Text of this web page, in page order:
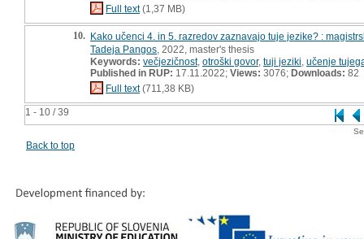
1 - 10 / 39
Full text(1,37 MB)
10. Kako učenci 4. in 5. razredov zaznavajo tuje jezike? :
Tadeja Pangos , 2022, master's thesis
Keywords: večjezičnost, otroški govor, tuji jeziki učenje
Published in RUP: 17.11.2022; Views: 3076; Downloads: 82
Full text(711,38 KB)
Back to top